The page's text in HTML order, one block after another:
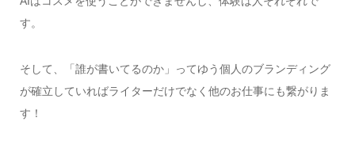
す。
そして、「誰が書いてるのか」ってゆう個人のブランディング
が確立していればライターだけでなく他のお仕事にも繋がりま
す！